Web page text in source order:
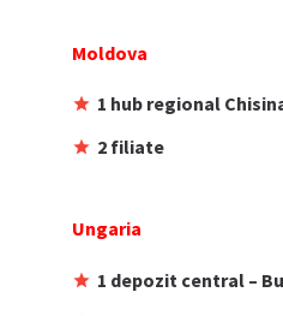
Moldova
1 hub regional
2 filiate
Ungaria
1 depozit central –